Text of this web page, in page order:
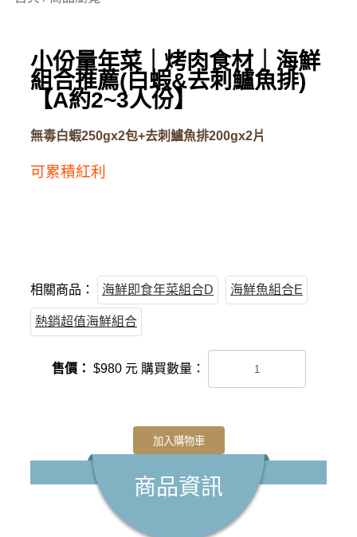
小份量年菜｜烤肉食材｜海鮮
組合推薦(白蝦&去刺鱸魚排)
【A約2~3人份】
無毒白蝦250gx2包+去刺鱸魚排200gx2片
可累積紅利
相關商品： 海鮮即食年菜組合D 海鮮魚組合E
熱銷超值海鮮組合
售價： $980元 購買數量：
加入購物車
商品資訊